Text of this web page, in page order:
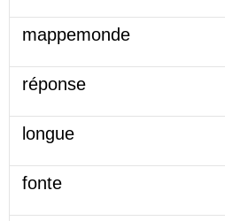
mappemonde
réponse
longue
fonte